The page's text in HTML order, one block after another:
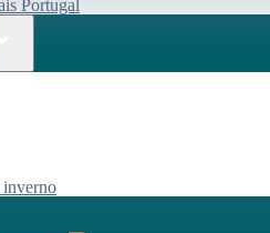
Portugal
inverno